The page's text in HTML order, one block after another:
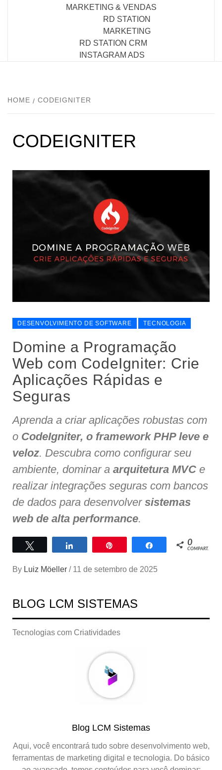
MARKETING & VENDAS
RD STATION
MARKETING
RD STATION CRM
INSTAGRAM ADS
HOME CODEIGNITER
CODEIGNITER
DESENVOLVIMENTO DE SOFTWARE TECNOLOGIA
Domine a Programação
Web com CodeIgniter: Crie
Aplicações Rápidas e
Seguras
Aprenda a criar aplicações robustas com
o CodeIgniter, o framework PHP leve e
veloz. Descubra como configurar seu
ambiente, dominar a arquitetura MVC e
realizar integrações seguras com bancos
de dados para desenvolver sistemas
web de alta performance.
Compartilhar Compartilhar
0
COMPART.
By Luiz Möeller / 11 de setembro de 2025
BLOG LCM SISTEMAS
Tecnologias com Criatividades
Blog LCM Sistemas
Aqui, você encontrará tudo sobre desenvolvimento web,
ferramentas de marketing digital e tecnologia. Do básico